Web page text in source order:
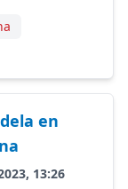
en
13:26